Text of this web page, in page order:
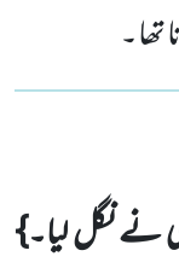
نے نگل لیا۔}